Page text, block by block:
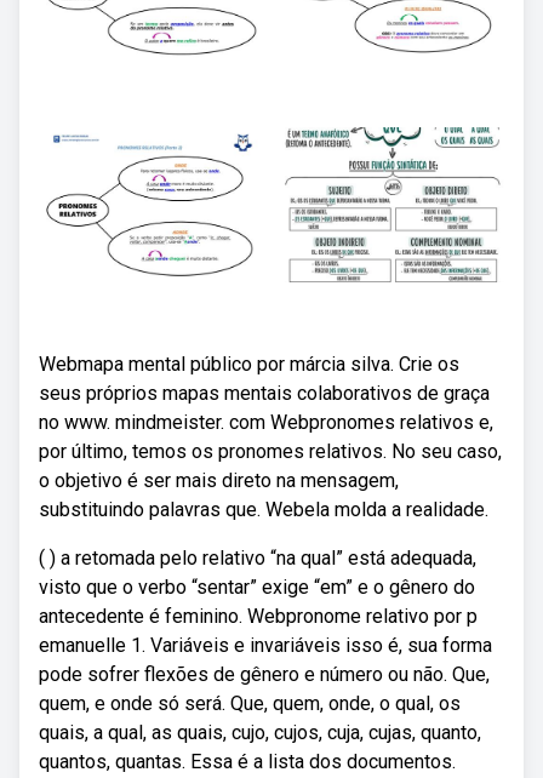
Webmapa mental público por márcia silva. Crie os
seus próprios mapas mentais colaborativos de graça
no www. mindmeister. com Webpronomes relativos e,
por último, temos os pronomes relativos. No seu caso,
o objetivo é ser mais direto na mensagem,
substituindo palavras que. Webela molda a realidade.
( ) a retomada pelo relativo “na qual” está adequada,
visto que o verbo “sentar” exige “em” e o gênero do
antecedente é feminino. Webpronome relativo por p
emanuelle 1. Variáveis e invariáveis isso é, sua forma
pode sofrer flexões de gênero e número ou não. Que,
quem, e onde só será. Que, quem, onde, o qual, os
quais, a qual, as quais, cujo, cujos, cuja, cujas, quanto,
quantos, quantas. Essa é a lista dos documentos.